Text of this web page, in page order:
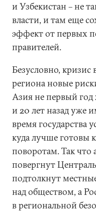
и Узбекистан – не
власти, и там еще
эффект от первых
правителей.
Безусловно, кризис
региона новые
Азия не первый год
и 20 лет назад уже
время государства
куда лучше готовы
поворотам. Так что
повергнут
подтолкнут
над обществом, а
в региональной